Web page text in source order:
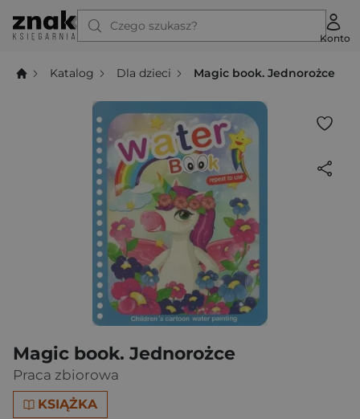
Czego szukasz?
Konto
Katalog Dla dzieci Magic book. Jednorożce
Magic book. Jednorożce
Praca zbiorowa
KSIĄŻKA